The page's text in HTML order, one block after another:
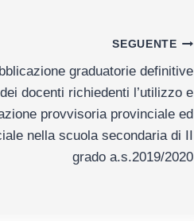
SEGUENTE
graduatorie definitive
dei docenti richiedenti l’utilizzo e
provvisoria provinciale ed
nella scuola secondaria di II
grado a.s.2019/2020